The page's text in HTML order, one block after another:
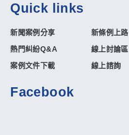
Quick links
新聞案例分享
新條例上路
熱門糾紛Q&A
線上討論區
案例文件下載
線上諮詢
Facebook